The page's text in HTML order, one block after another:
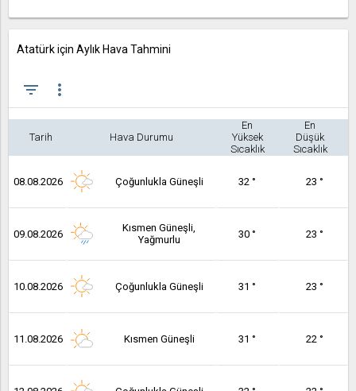
Atatürk için Aylık Hava Tahmini
filter_list more_vert
Tarih Hava Durumu
En
Yüksek
Sıcaklık
En
Düşük
Sıcaklık
08.08.2026 Çoğunlukla Güneşli 32 ° 23 °
09.08.2026
Kısmen Güneşli,
Yağmurlu
30 ° 23 °
10.08.2026 Çoğunlukla Güneşli 31 ° 23 °
11.08.2026 Kısmen Güneşli 31 ° 22 °